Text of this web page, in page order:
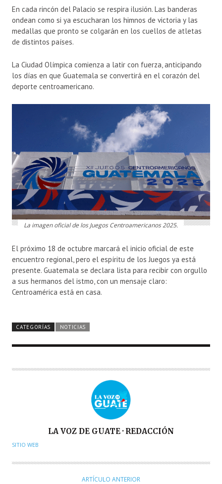
En cada rincón del Palacio se respira ilusión. Las banderas
ondean como si ya escucharan los himnos de victoria y las
medallas que pronto se colgarán en los cuellos de atletas
de distintos países.
La Ciudad Olímpica comienza a latir con fuerza, anticipando
los días en que Guatemala se convertirá en el corazón del
deporte centroamericano.
La imagen oficial de los Juegos Centroamericanos 2025.
El próximo 18 de octubre marcará el inicio oficial de este
encuentro regional, pero el espíritu de los Juegos ya está
presente. Guatemala se declara lista para recibir con orgullo
a sus hermanos del istmo, con un mensaje claro:
Centroamérica está en casa.
CATEGORÍAS NOTICIAS
U
O
LA VOZ DE GUATE · REDACCIÓN
SITIO WEB
ARTÍCULO ANTERIOR